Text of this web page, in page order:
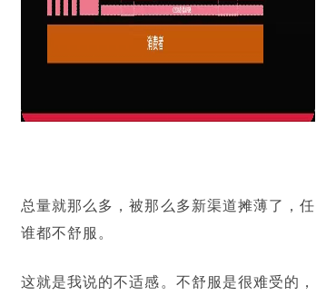
总量就那么多，被那么多新渠道摊薄了，任
谁都不舒服。
这就是我说的不适感。不舒服是很难受的，